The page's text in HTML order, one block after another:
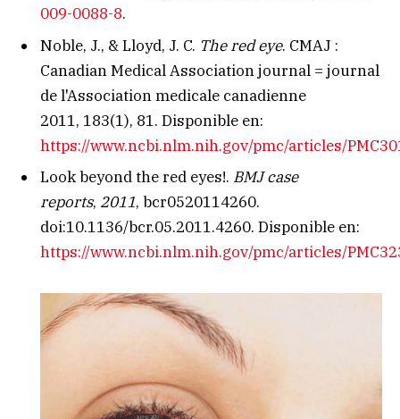
009-0088-8.
Noble, J., & Lloyd, J. C. The red eye. CMAJ :
Canadian Medical Association journal = journal
de l'Association medicale canadienne
2011, 183(1), 81. Disponible en:
https://www.ncbi.nlm.nih.gov/pmc/articles/
Look beyond the red eyes!. BMJ case
reports, 2011, bcr0520114260.
doi:10.1136/bcr.05.2011.4260. Disponible en:
https://www.ncbi.nlm.nih.gov/pmc/articles/